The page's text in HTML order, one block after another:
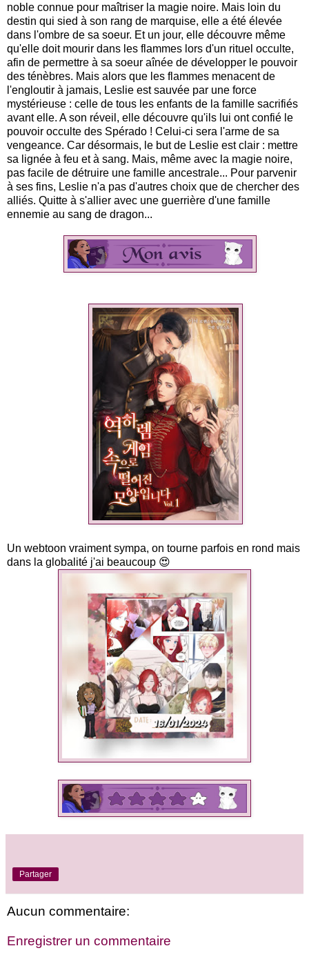
noble connue pour maîtriser la magie noire. Mais loin du
destin qui sied à son rang de marquise, elle a été élevée
dans l'ombre de sa soeur. Et un jour, elle découvre même
qu'elle doit mourir dans les flammes lors d'un rituel occulte,
afin de permettre à sa soeur aînée de développer le pouvoir
des ténèbres. Mais alors que les flammes menacent de
l'engloutir à jamais, Leslie est sauvée par une force
mystérieuse : celle de tous les enfants de la famille sacrifiés
avant elle. A son réveil, elle découvre qu'ils lui ont confié le
pouvoir occulte des Spérado ! Celui-ci sera l'arme de sa
vengeance. Car désormais, le but de Leslie est clair : mettre
sa lignée à feu et à sang. Mais, même avec la magie noire,
pas facile de détruire une famille ancestrale... Pour parvenir
à ses fins, Leslie n'a pas d'autres choix que de chercher des
alliés. Quitte à s'allier avec une guerrière d'une famille
ennemie au sang de dragon...
Un webtoon vraiment sympa, on tourne parfois en rond mais
dans la globalité j'ai beaucoup 😍
Partager
Aucun commentaire:
Enregistrer un commentaire